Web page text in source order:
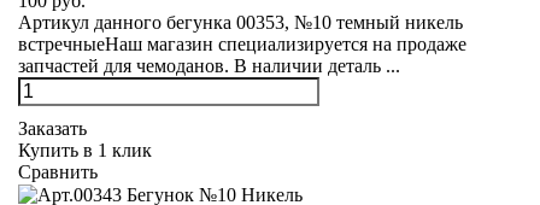
Артикул данного бегунка 00353, №10 темный никель
встречныеНаш магазин специализируется на продаже
запчастей для чемоданов. В наличии деталь ...
Заказать
Купить в 1 клик
Сравнить